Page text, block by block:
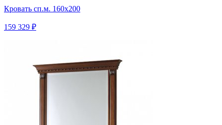
Кровать сп.м. 160х200
159 329 ₽